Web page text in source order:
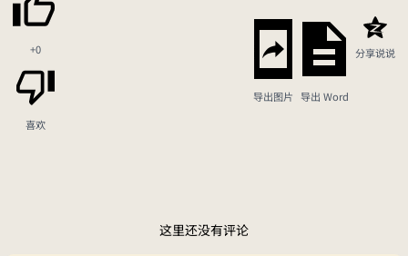
+0
喜欢
导出图片 导出 Word
分享说说
这里还没有评论